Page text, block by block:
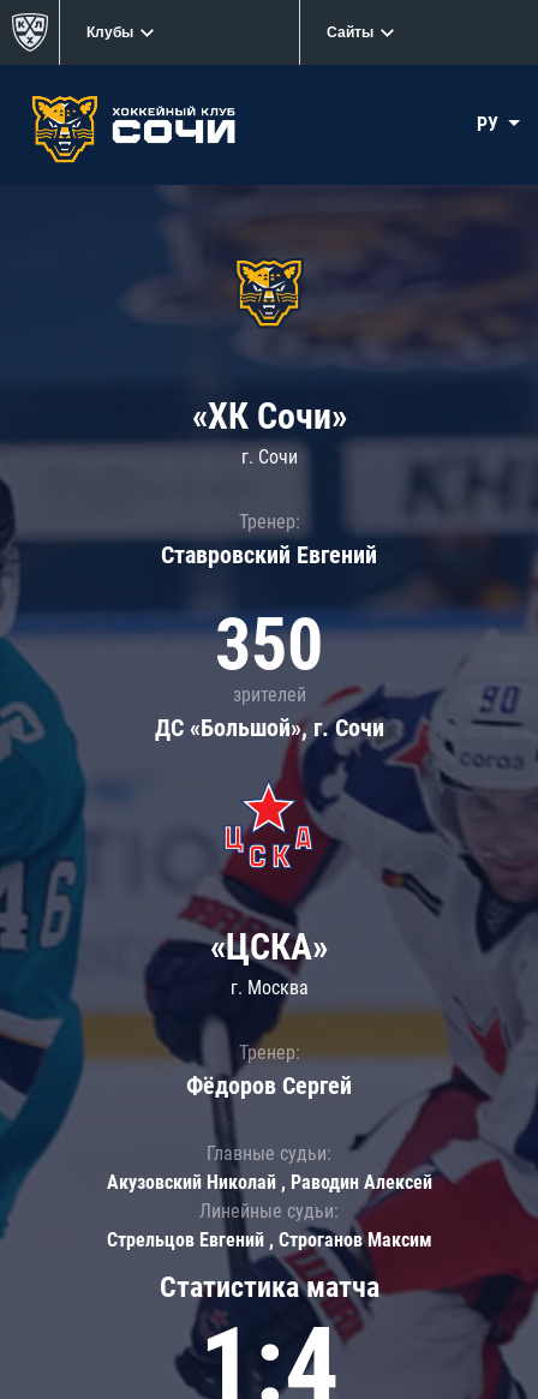
Клубы Сайты
РУ
«ХК Сочи»
г. Сочи
Тренер:
Ставровский Евгений
350
зрителей
ДС «Большой», г. Сочи
Статистика матча
1:4
«ЦСКА»
г. Москва
Тренер:
Фёдоров Сергей
Главные судьи:
Акузовский Николай , Раводин Алексей
Линейные судьи:
Стрельцов Евгений , Строганов Максим